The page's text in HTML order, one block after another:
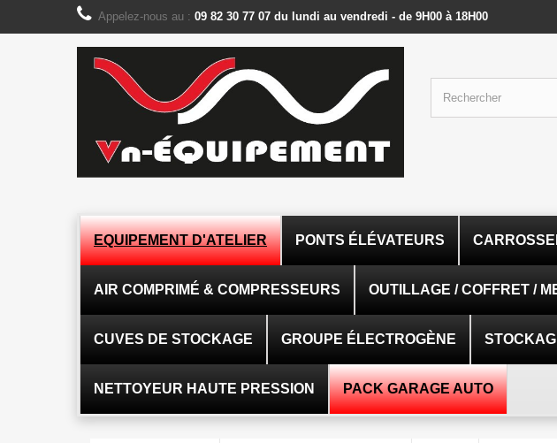
Panneau de gestion des cookies
Appelez-nous au : 09 82 30 77 07 du lundi au vendredi - de 9H00 à 18H00
EQUIPEMENT D'ATELIER PONTS ÉLÉVATEURS
AIR COMPRIMÉ & COMPRESSEURS OUTILLAGE / COFFRET /
CUVES DE STOCKAGE GROUPE ÉLECTROGÈNE
NETTOYEUR HAUTE PRESSION PACK GARAGE AUTO